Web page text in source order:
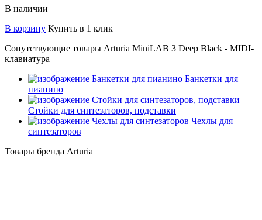
В наличии
В корзину Купить в 1 клик
Сопутствующие товары Arturia MiniLAB 3 Deep Black - MIDI-
клавиатура
Банкетки для
пианино
Стойки для синтезаторов, подставки
Чехлы для
синтезаторов
Товары бренда Arturia